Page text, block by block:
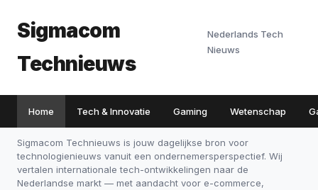
Sigmacom
Technieuws
Nederlands Tech
Nieuws
Home Tech & Innovatie Gaming Wetenschap
Sigmacom Technieuws is jouw dagelijkse bron voor
technologienieuws vanuit een ondernemersperspectief. Wij
vertalen internationale tech-ontwikkelingen naar de
Nederlandse markt — met aandacht voor e-commerce,